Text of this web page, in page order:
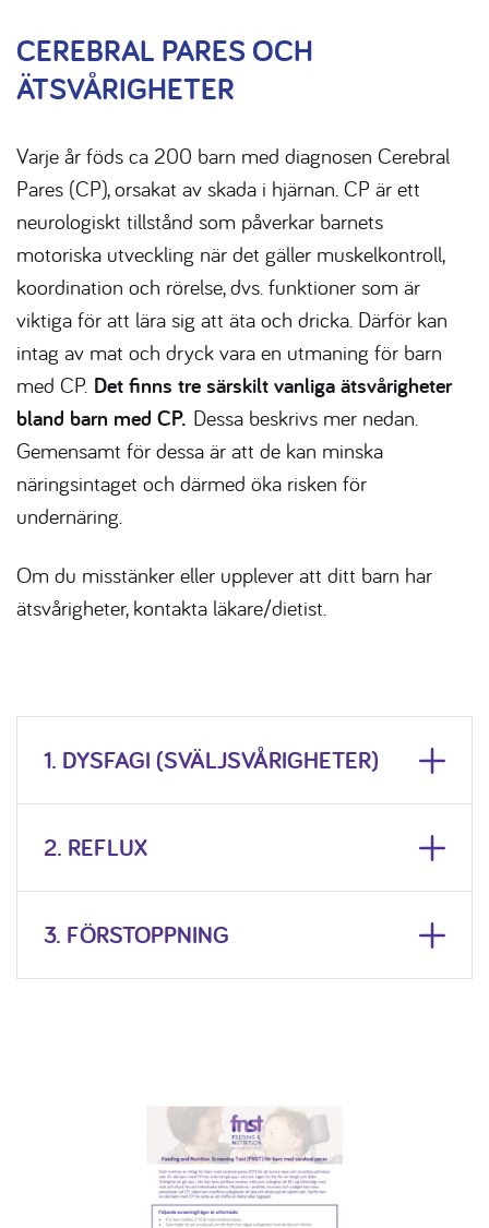
CEREBRAL PARES OCH
ÄTSVÅRIGHETER
Varje år föds ca 200 barn med diagnosen Cerebral
Pares (CP), orsakat av skada i hjärnan. CP är ett
neurologiskt tillstånd som påverkar barnets
motoriska utveckling när det gäller muskelkontroll,
koordination och rörelse, dvs. funktioner som är
viktiga för att lära sig att äta och dricka. Därför kan
intag av mat och dryck vara en utmaning för barn
med CP. Det finns tre särskilt vanliga ätsvårigheter
bland barn med CP. Dessa beskrivs mer nedan.
Gemensamt för dessa är att de kan minska
näringsintaget och därmed öka risken för
undernäring.
Om du misstänker eller upplever att ditt barn har
ätsvårigheter, kontakta läkare/dietist.
1. DYSFAGI (SVÄLJSVÅRIGHETER)
2. REFLUX
3. FÖRSTOPPNING